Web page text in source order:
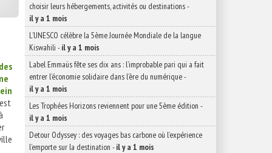
choisir leurs hébergements, activités ou destinations-
il y a 1 mois
L’UNESCO célèbre la 5ème Journée Mondiale de la langue
Kiswahili -il y a 1 mois
Label Emmaüs fête ses dix ans : l’improbable pari qui a fait
entrer l’économie solidaire dans l’ère du numérique-
il y a 1 mois
Les Trophées Horizons reviennent pour une 5ème édition -
il y a 1 mois
Detour Odyssey : des voyages bas carbone où l’expérience
l’emporte sur la destination -il y a 1 mois